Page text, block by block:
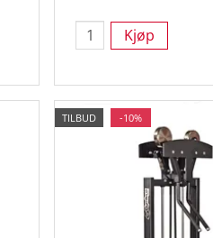
Kjøp
TILBUD -10%